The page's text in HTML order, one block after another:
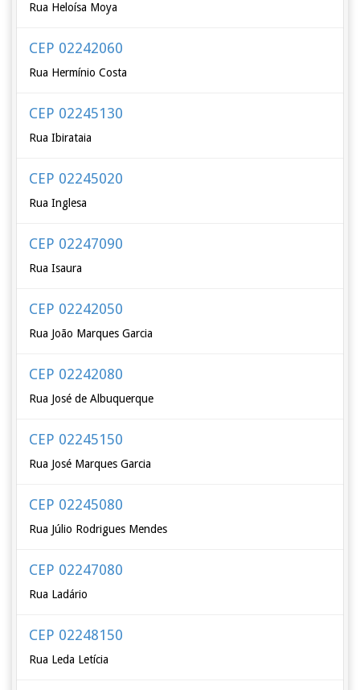
Rua Heloísa Moya
CEP 02242060
Rua Hermínio Costa
CEP 02245130
Rua Ibirataia
CEP 02245020
Rua Inglesa
CEP 02247090
Rua Isaura
CEP 02242050
Rua João Marques Garcia
CEP 02242080
Rua José de Albuquerque
CEP 02245150
Rua José Marques Garcia
CEP 02245080
Rua Júlio Rodrigues Mendes
CEP 02247080
Rua Ladário
CEP 02248150
Rua Leda Letícia